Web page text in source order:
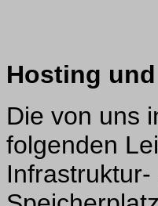
Hosting
Die von uns
folgenden